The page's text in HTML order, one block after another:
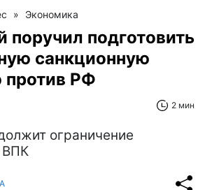
» Экономика
поручил подготовить
санкционную
против РФ
2 мин
ограничение
ВПК